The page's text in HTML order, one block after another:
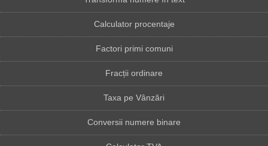
Calculator procentaje
Factori primi comuni
Fracții ordinare
Taxa pe Vânzări
Conversii numere binare